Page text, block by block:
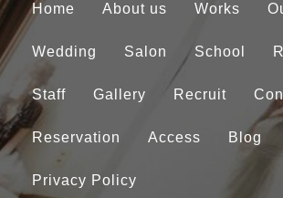
Home About us Works
Wedding Salon School
Staff Gallery Recruit
Reservation Access Blog
Privacy Policy